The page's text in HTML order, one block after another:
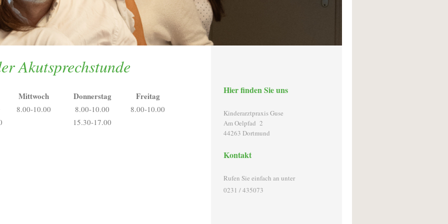
Akutsprechstunde
Mittwoch Donnerstag Freitag
8.00-10.00 8.00-10.00
8.00-10.00
15.30-17.00
Hier finden Sie uns
Kinderarztpraxis Guse
Am Oelpfad 2
44263 Dortmund
Kontakt
Rufen Sie einfach an unter
0231 / 435073